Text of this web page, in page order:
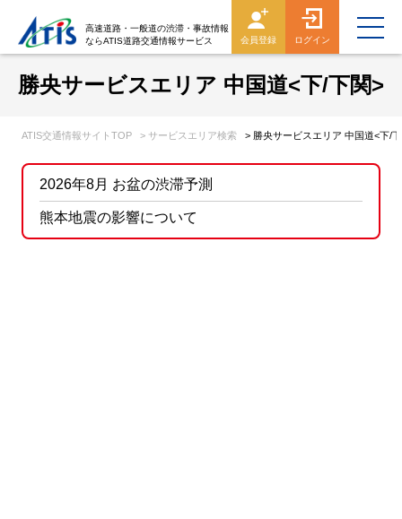
高速道路・一般道の渋滞・事故情報
ならATIS道路交通情報サービス
会員登録 ログイン
勝央サービスエリア 中国道<下/下関>
ATIS交通情報サイトTOP > サービスエリア検索 > 勝央サービスエリア 中国道<下/
2026年8月 お盆の渋滞予測
熊本地震の影響について